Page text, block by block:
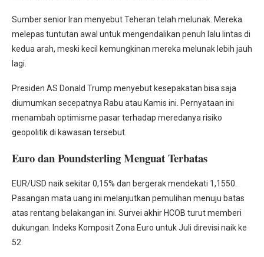
Sumber senior Iran menyebut Teheran telah melunak. Mereka
melepas tuntutan awal untuk mengendalikan penuh lalu lintas di
kedua arah, meski kecil kemungkinan mereka melunak lebih jauh
lagi.
Presiden AS Donald Trump menyebut kesepakatan bisa saja
diumumkan secepatnya Rabu atau Kamis ini. Pernyataan ini
menambah optimisme pasar terhadap meredanya risiko
geopolitik di kawasan tersebut.
Euro dan Poundsterling Menguat Terbatas
EUR/USD naik sekitar 0,15% dan bergerak mendekati 1,1550.
Pasangan mata uang ini melanjutkan pemulihan menuju batas
atas rentang belakangan ini. Survei akhir HCOB turut memberi
dukungan. Indeks Komposit Zona Euro untuk Juli direvisi naik ke
52.